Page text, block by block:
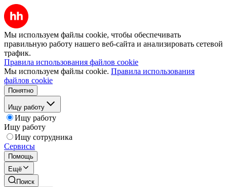
Мы используем файлы cookie, чтобы обеспечивать
правильную работу нашего веб-сайта и анализировать сетевой
трафик.
Правила использования файлов cookie
Мы используем файлы cookie. Правила использования
файлов cookie
Понятно
Ищу работу
Ищу работу
Ищу работу
Ищу сотрудника
Сервисы
Помощь
Ещё
Поиск